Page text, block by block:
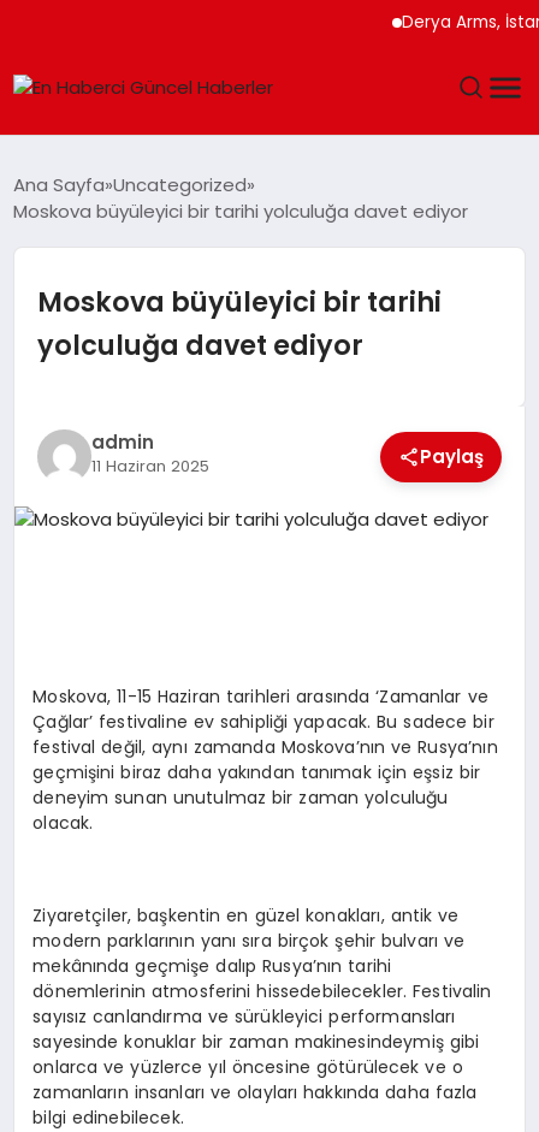
Derya Arms,
SAĞLIK
TEKNOLOJI
DÜNYA
Ana Sayfa Uncategorized
Moskova büyüleyici bir tarihi yolculuğa davet ediyor
Moskova büyüleyici bir tarihi
yolculuğa davet ediyor
admin
11 Haziran 2025 Paylaş
Moskova, 11-15 Haziran tarihleri arasında ‘Zamanlar ve
Çağlar’ festivaline ev sahipliği yapacak. Bu sadece bir
festival değil, aynı zamanda Moskova’nın ve Rusya’nın
geçmişini biraz daha yakından tanımak için eşsiz bir
deneyim sunan unutulmaz bir zaman yolculuğu
olacak.
Ziyaretçiler, başkentin en güzel konakları, antik ve
modern parklarının yanı sıra birçok şehir bulvarı ve
mekânında geçmişe dalıp Rusya’nın tarihi
dönemlerinin atmosferini hissedebilecekler. Festivalin
sayısız canlandırma ve sürükleyici performansları
sayesinde konuklar bir zaman makinesindeymiş gibi
onlarca ve yüzlerce yıl öncesine götürülecek ve o
zamanların insanları ve olayları hakkında daha fazla
bilgi edinebilecek.